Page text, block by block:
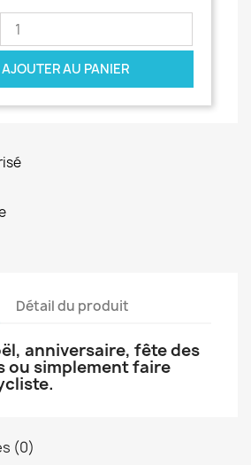
AJOUTER AU PANIER
Détail du produit
anniversaire, fête des
ou simplement faire
(0)